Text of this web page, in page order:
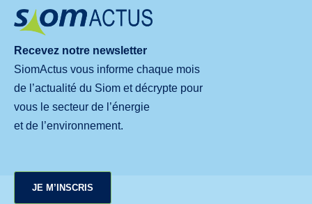
Recevez notre newsletter
SiomActus vous informe chaque mois
de l’actualité du Siom et décrypte pour
vous le secteur de l’énergie
et de l’environnement.
JE M’INSCRIS